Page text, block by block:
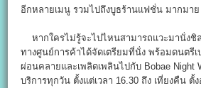
อีกหลายเมนู รวมไปถึงบูธร้านแฟชั่น มากมาย
หากใครไม่รู้จะไปไหนสามารถแวะมานั่งชิ
ทางศูนย์การค้าได้จัดเตรียมที่นั่ง พร้อมดนตรี
ผ่อนคลายและเพลิดเพลินไปกับ Bobae Night
บริการทุกวัน ตั้งแต่เวลา 16.30 ถึง เที่ยงคืน ตั้